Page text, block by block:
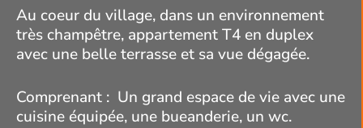
Au coeur du village, dans un environnement
très champêtre, appartement T4 en duplex
avec une belle terrasse et sa vue dégagée.
Comprenant : Un grand espace de vie avec une
cuisine équipée, une bueanderie, un wc.